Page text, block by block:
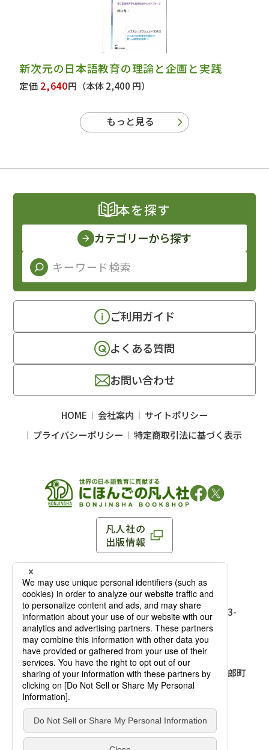
新次元の日本語教育の理論と企画と実践
定価 2,640円 （本体 2,400 円）
もっと見る
凡人社の
出版情報
〒102-0093 東京都千代田区平河町 1-3-13 8F
TEL：03-3263-3959／FAX：03-3263-3116
麹町店
〒102-0093 東京都千代田区平河町1-3-
13 8F［アクセス］
TEL：03-3239-8673／FAX：03-3263-
3116
大阪店
〒541-0056 大阪府大阪市中央区久太郎町
4-2-10
大西ビルディング 1階［
TEL：06-4256-2684／FAX：03-6733-
7887
本を探す
カテゴリーから探す
ご利用ガイド
よくある質問
お問い合わせ
HOME 会社案内
サイトポリシー
プライバシーポリシー
特定商取引法に基づく表示